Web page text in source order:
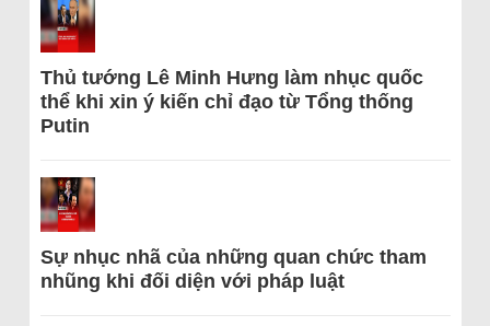
Thủ tướng Lê Minh Hưng làm nhục quốc
thể khi xin ý kiến chỉ đạo từ Tổng thống
Putin
Sự nhục nhã của những quan chức tham
nhũng khi đối diện với pháp luật